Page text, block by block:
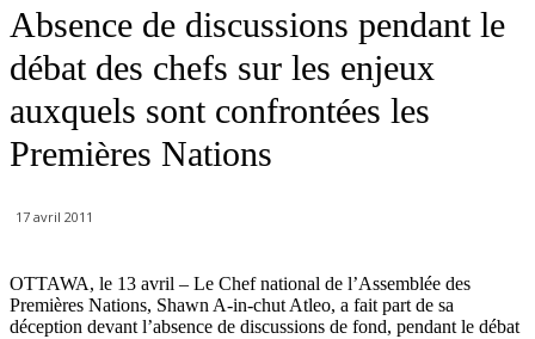
Absence de discussions pendant le
débat des chefs sur les enjeux
auxquels sont confrontées les
Premières Nations
17 avril 2011
OTTAWA, le 13 avril – Le Chef national de l’Assemblée des
Premières Nations, Shawn A-in-chut Atleo, a fait part de sa
déception devant l’absence de discussions de fond, pendant le débat